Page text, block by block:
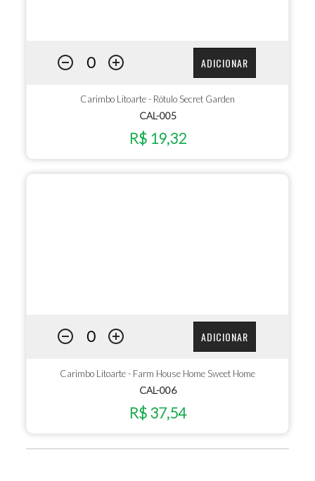
ADICIONAR
Carimbo Litoarte - Rótulo Secret Garden
CAL-005
R$ 19,32
ADICIONAR
Carimbo Litoarte - Farm House Home Sweet Home
CAL-006
R$ 37,54